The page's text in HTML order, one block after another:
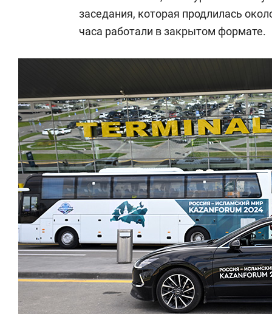
заседания, которая продлилась
часа работали в закрытом формате.